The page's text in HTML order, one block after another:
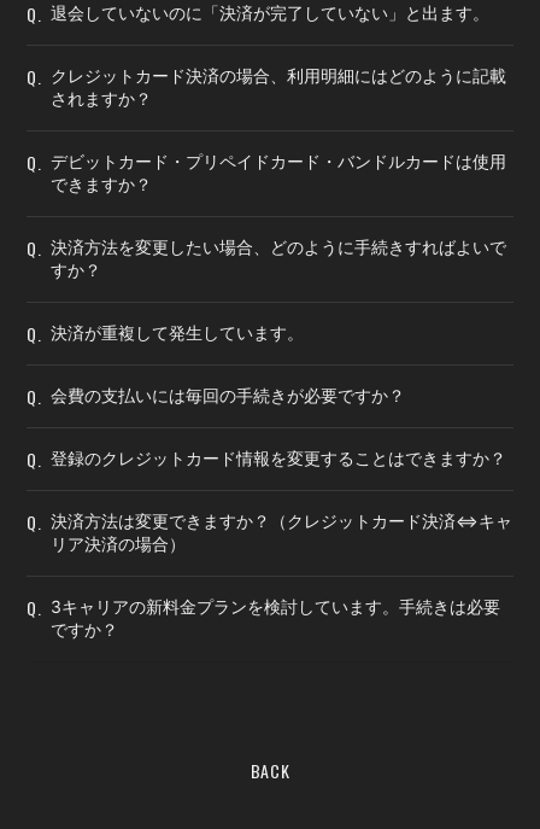
Q. 退会していないのに「決済が完了していない」と出ます。
Q.
クレジットカード決済の場合、利用明細にはどのように記載
されますか？
Q.
デビットカード・プリペイドカード・バンドルカードは使用
できますか？
Q.
決済方法を変更したい場合、どのように手続きすればよいで
すか？
Q. 決済が重複して発生しています。
Q. 会費の支払いには毎回の手続きが必要ですか？
Q. 登録のクレジットカード情報を変更することはできますか？
Q.
決済方法は変更できますか？（クレジットカード決済⇔キャ
リア決済の場合）
Q.
3キャリアの新料金プランを検討しています。手続きは必要
ですか？
BACK